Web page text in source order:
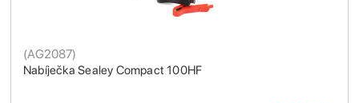
Nabíječka Sealey Compact 100HF
(AG2087)